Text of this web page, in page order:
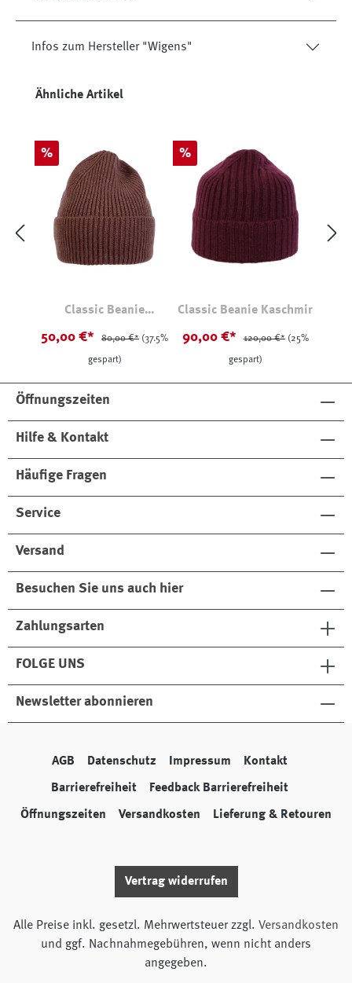
Infos zum Hersteller "Wigens"
Produktgalerie überspringen
Ähnliche Artikel
Rabatt
%
Classic Beanie
50,00 €* 80,00 €* (37.5%
gespart)
Rabatt
%
Classic Beanie Kaschmir
90,00 €* 120,00 €* (25%
gespart)
Öffnungszeiten
Hilfe & Kontakt
Häufige Fragen
Service
Versand
Besuchen Sie uns auch hier
Zahlungsarten
FOLGE UNS
Newsletter abonnieren
AGB Datenschutz Impressum Kontakt
Barrierefreiheit Feedback Barrierefreiheit
Öffnungszeiten Versandkosten Lieferung & Retouren
Vertrag widerrufen
Alle Preise inkl. gesetzl. Mehrwertsteuer zzgl. Versandkosten
und ggf. Nachnahmegebühren, wenn nicht anders
angegeben.